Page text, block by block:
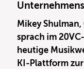
Unternehmens
Mikey Shulman,
sprach im
heutige
KI-Plattform